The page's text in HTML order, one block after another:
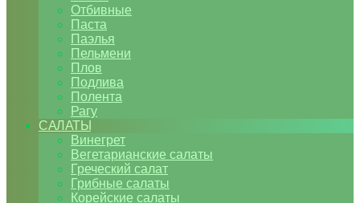
Отбивные
Паста
Паэлья
Пельмени
Плов
Подлива
Полента
Рагу
САЛАТЫ
Винегрет
Вегетарианские салаты
Греческий салат
Грибные салаты
Корейские салаты